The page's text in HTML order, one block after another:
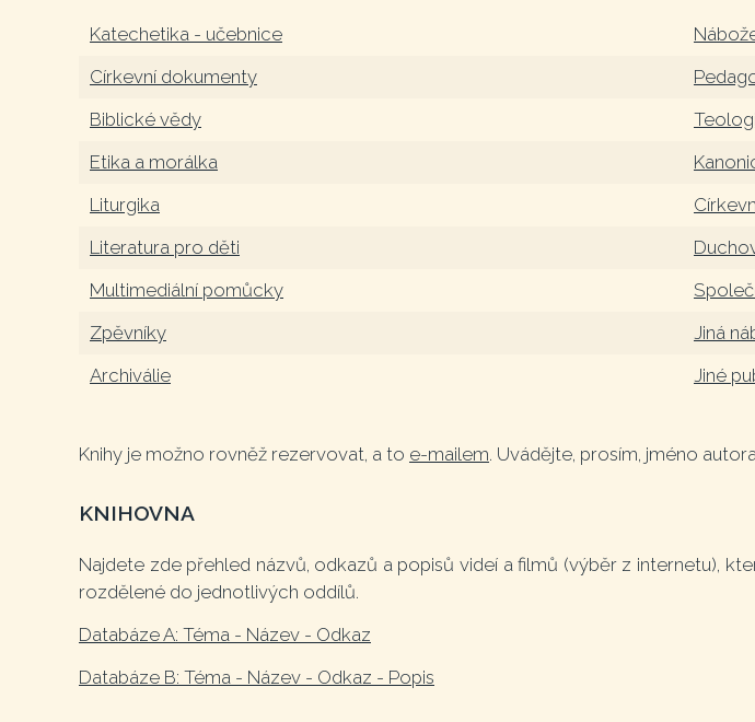
Katechetika - učebnice
Církevní dokumenty
Biblické vědy
Etika a morálka
Liturgika
Literatura pro děti
Multimediální pomůcky
Zpěvníky
Jiná
Archiválie
Jiné
Knihy je možno rovněž rezervovat, a to e-mailem. Uvádějte, prosím, jméno
KNIHOVNA
Najdete zde přehled názvů, odkazů a popisů videí a filmů (výběr z internetu),
rozdělené do jednotlivých oddílů.
Databáze A: Téma - Název - Odkaz
Databáze B: Téma - Název - Odkaz - Popis